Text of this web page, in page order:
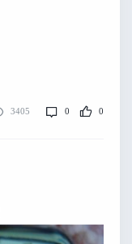
3405 0 0